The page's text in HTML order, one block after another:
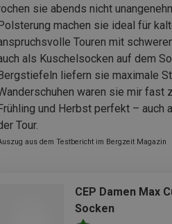
sie abends nicht
machen sie ideal für
Touren mit
als Kuschelsocken auf dem
liefern sie maximale
waren sie mir fast
und Herbst perfekt – auch
Tour.
aus dem Testbericht im Bergzeit Magazin
CEP Damen Max
Socken